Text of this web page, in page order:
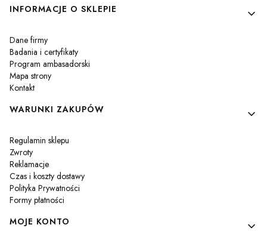
Linki w stopce
INFORMACJE O SKLEPIE
Dane firmy
Badania i certyfikaty
Program ambasadorski
Mapa strony
Kontakt
WARUNKI ZAKUPÓW
Regulamin sklepu
Zwroty
Reklamacje
Czas i koszty dostawy
Polityka Prywatności
Formy płatności
MOJE KONTO